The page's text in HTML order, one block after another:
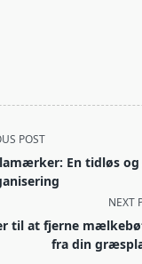
POST
En tidløs
NEXT
til at fjerne
fra din